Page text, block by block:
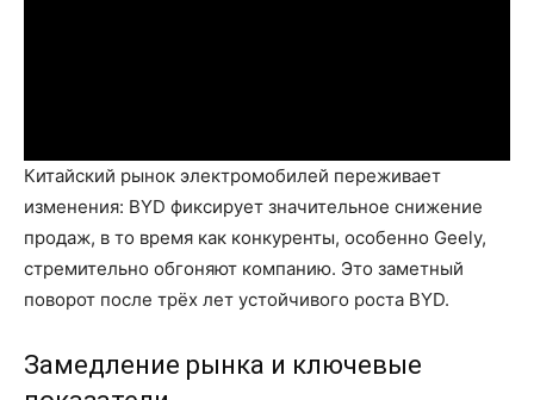
Китайский рынок электромобилей переживает
изменения: BYD фиксирует значительное снижение
продаж, в то время как конкуренты, особенно Geely,
стремительно обгоняют компанию. Это заметный
поворот после трёх лет устойчивого роста BYD.
Замедление рынка и ключевые